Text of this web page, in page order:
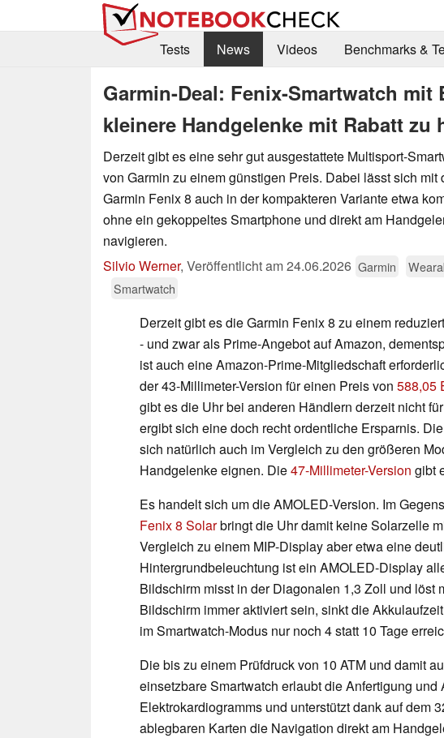
Tests
News Videos Benchmarks &
Garmin-Deal: Fenix-Smartwatch
kleinere Handgelenke mit Rabatt zu
Derzeit gibt es eine sehr gut ausgestattete Multisport-
von Garmin zu einem günstigen Preis. Dabei lässt sich mit
Garmin Fenix 8 auch in der kompakteren Variante etwa
ohne ein gekoppeltes Smartphone und direkt am
navigieren.
Silvio Werner, Veröffentlicht am24.06.2026 Garmin
Smartwatch
Derzeit gibt es die Garmin Fenix 8 zu einem
- und zwar als Prime-Angebot auf Amazon,
ist auch eine Amazon-Prime-Mitgliedschaft
der 43-Millimeter-Version für einen Preis von 588,05
gibt es die Uhr bei anderen Händlern derzeit nicht
ergibt sich eine doch recht ordentliche Ersparnis.
sich natürlich auch im Vergleich zu den größeren
Handgelenke eignen. Die47-Millimeter-Version gibt
Es handelt sich um die AMOLED-Version. Im
Fenix 8 Solarbringt die Uhr damit keine Solarzelle
Vergleich zu einem MIP-Display aber etwa eine
Hintergrundbeleuchtung ist ein AMOLED-Display
Bildschirm misst in der Diagonalen 1,3 Zoll und löst
Bildschirm immer aktiviert sein, sinkt die
im Smartwatch-Modus nur noch 4 statt 10 Tage
Die bis zu einem Prüfdruck von 10 ATM und damit
einsetzbare Smartwatch erlaubt die Anfertigung und
Elektrokardiogramms und unterstützt dank auf dem
ablegbaren Karten die Navigation direkt am